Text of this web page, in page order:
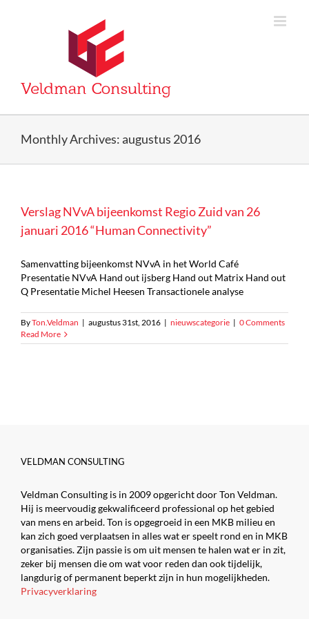
Monthly Archives:augustus 2016
Verslag NVvA bijeenkomst Regio Zuid van 26
januari 2016 “Human Connectivity”
Samenvatting bijeenkomst NVvA in het World Café
Presentatie NVvA Hand out ijsberg Hand out Matrix Hand out
Q Presentatie Michel Heesen Transactionele analyse
ByTon.Veldman | augustus 31st, 2016 | nieuwscategorie | 0 Comments
Read More
VELDMAN CONSULTING
Veldman Consulting is in 2009 opgericht door Ton Veldman.
Hij is meervoudig gekwalificeerd professional op het gebied
van mens en arbeid. Ton is opgegroeid in een MKB milieu en
kan zich goed verplaatsen in alles wat er speelt rond en in MKB
organisaties. Zijn passie is om uit mensen te halen wat er in zit,
zeker bij mensen die om wat voor reden dan ook tijdelijk,
langdurig of permanent beperkt zijn in hun mogelijkheden.
Privacyverklaring